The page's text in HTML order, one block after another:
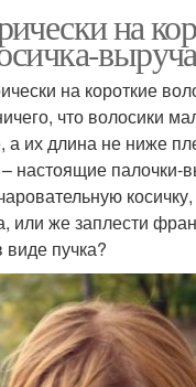
на
на короткие
что волосики
а их длина не ниже
настоящие палочки-
или же заплести
пучка?